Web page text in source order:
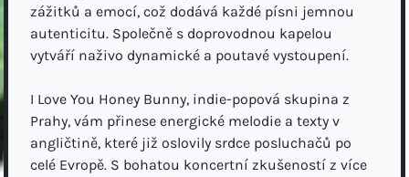
zážitků a emocí, což dodává každé písni jemnou
autenticitu. Společně s doprovodnou kapelou
vytváří naživo dynamické a poutavé vystoupení.
I Love You Honey Bunny, indie-popová skupina z
Prahy, vám přinese energické melodie a texty v
angličtině, které již oslovily srdce posluchačů po
celé Evropě. S bohatou koncertní zkušeností z více